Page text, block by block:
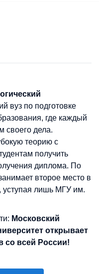
вуз по подготовке
где каждый
своего дела.
теорию с
получить
диплома. По
второе место в
уступая лишь МГУ им.
Московский
открывает
со всей России!